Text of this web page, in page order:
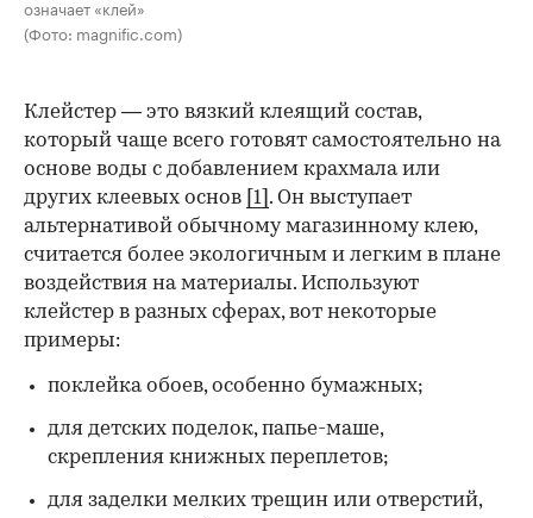
означает «клей»
(Фото: magnific.com)
00:00 / 00:00
Клейстер — это вязкий клеящий состав,
который чаще всего готовят самостоятельно на
основе воды с добавлением крахмала или
других клеевых основ [1] . Он выступает
альтернативой обычному магазинному клею,
считается более экологичным и легким в плане
воздействия на материалы. Используют
клейстер в разных сферах, вот некоторые
примеры:
поклейка обоев, особенно бумажных;
для детских поделок, папье-маше,
скрепления книжных переплетов;
для заделки мелких трещин или отверстий,